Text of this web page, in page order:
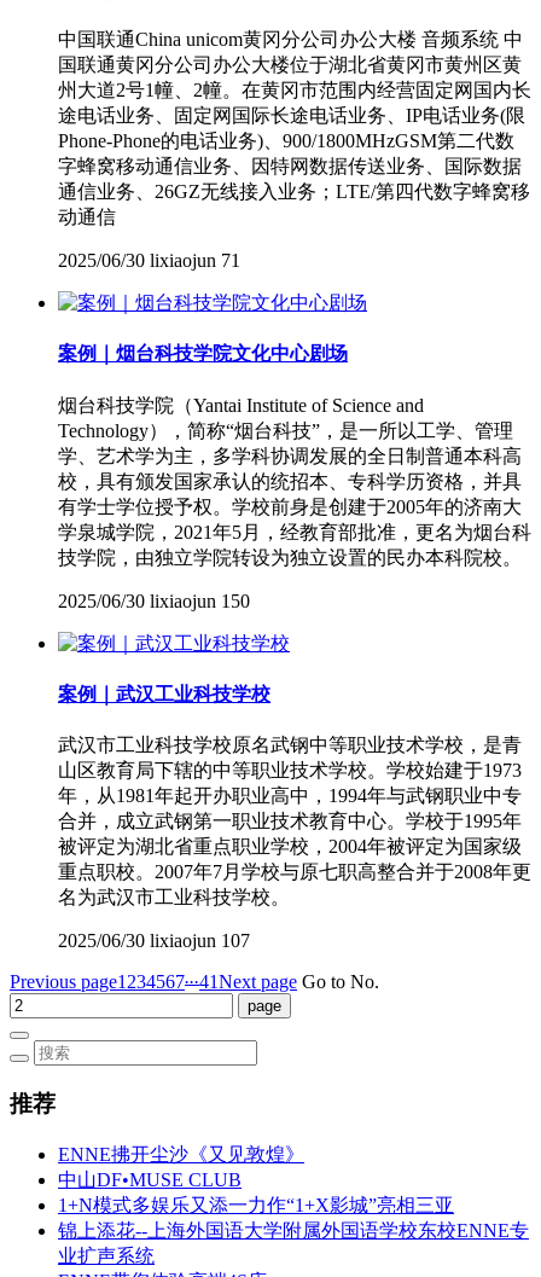
中国联通China unicom黄冈分公司办公大楼 音频系统 中
国联通黄冈分公司办公大楼位于湖北省黄冈市黄州区黄
州大道2号1幢、2幢。在黄冈市范围内经营固定网国内长
途电话业务、固定网国际长途电话业务、IP电话业务(限
Phone-Phone的电话业务)、900/1800MHzGSM第二代数
字蜂窝移动通信业务、因特网数据传送业务、国际数据
通信业务、26GZ无线接入业务；LTE/第四代数字蜂窝移
动通信
2025/06/30 lixiaojun 71
案例｜烟台科技学院文化中心剧场
烟台科技学院（Yantai Institute of Science and
Technology），简称“烟台科技”，是一所以工学、管理
学、艺术学为主，多学科协调发展的全日制普通本科高
校，具有颁发国家承认的统招本、专科学历资格，并具
有学士学位授予权。学校前身是创建于2005年的济南大
学泉城学院，2021年5月，经教育部批准，更名为烟台科
技学院，由独立学院转设为独立设置的民办本科院校。
2025/06/30 lixiaojun 150
案例｜武汉工业科技学校
武汉市工业科技学校原名武钢中等职业技术学校，是青
山区教育局下辖的中等职业技术学校。学校始建于1973
年，从1981年起开办职业高中，1994年与武钢职业中专
合并，成立武钢第一职业技术教育中心。学校于1995年
被评定为湖北省重点职业学校，2004年被评定为国家级
重点职校。2007年7月学校与原七职高整合并于2008年更
名为武汉市工业科技学校。
2025/06/30 lixiaojun 107
Previous page1 234567...41Next page Go to No.
推荐
ENNE拂开尘沙《又见敦煌》
中山DF•MUSE CLUB
1+N模式多娱乐又添一力作“1+X影城”亮相三亚
锦上添花--上海外国语大学附属外国语学校东校ENNE专
业扩声系统